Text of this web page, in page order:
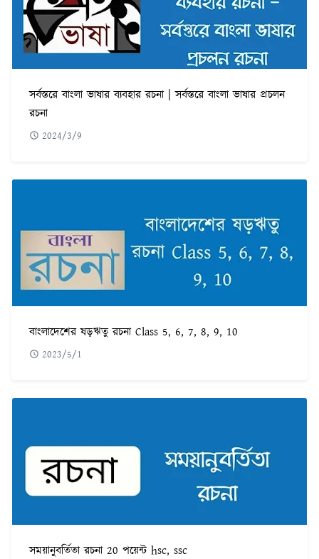
সর্বস্তরে বাংলা ভাষার ব্যবহার রচনা | সর্বস্তরে বাংলা ভাষার প্রচলন
রচনা
2024/3/9
বাংলাদেশের ষড়ঋতু রচনা Class 5, 6, 7, 8, 9, 10
2023/5/1
সময়ানুবর্তিতা রচনা 20 পয়েন্ট hsc, ssc